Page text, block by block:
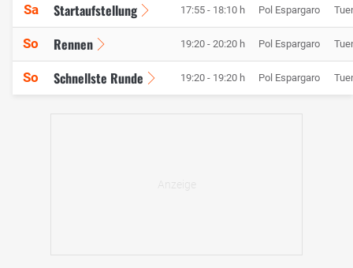
Sa Startaufstellung 17:55 - 18:10 h Pol Espargaro
So Rennen 19:20 - 20:20 h Pol Espargaro
So Schnellste Runde 19:20 - 19:20 h Pol Espargaro